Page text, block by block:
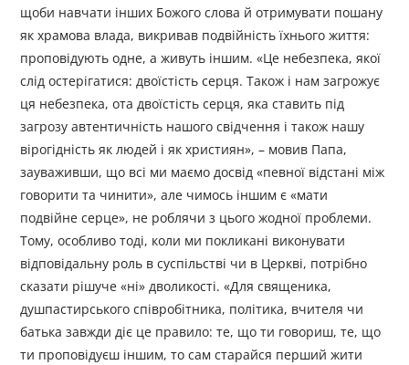
щоби навчати інших Божого слова й отримувати пошану
як храмова влада, викривав подвійність їхнього життя:
проповідують одне, а живуть іншим. «Це небезпека, якої
слід остерігатися: двоїстість серця. Також і нам загрожує
ця небезпека, ота двоїстість серця, яка ставить під
загрозу автентичність нашого свідчення і також нашу
вірогідність як людей і як християн», – мовив Папа,
зауваживши, що всі ми маємо досвід «певної відстані між
говорити та чинити», але чимось іншим є «мати
подвійне серце», не роблячи з цього жодної проблеми.
Тому, особливо тоді, коли ми покликані виконувати
відповідальну роль в суспільстві чи в Церкві, потрібно
сказати рішуче «ні» дволикості. «Для священика,
душпастирського співробітника, політика, вчителя чи
батька завжди діє це правило: те, що ти говориш, те, що
ти проповідуєш іншим, то сам старайся перший жити